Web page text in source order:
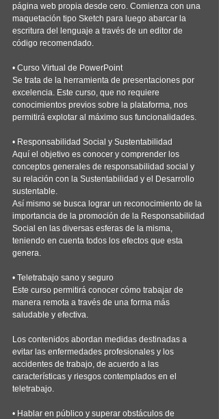
página web propia desde cero. Comienza con una
maquetación tipo Sketch para luego abarcar la
escritura del lenguaje a través de un editor de
código recomendado.
• Curso Virtual de PowerPoint
Se trata de la herramienta de presentaciones por
excelencia. Este curso, que no requiere
conocimientos previos sobre la plataforma, nos
permitirá explotar al máximo sus funcionalidades.
• Responsabilidad Social y Sustentabilidad
Aquí el objetivo es conocer y comprender los
conceptos generales de responsabilidad social y
su relación con la Sustentabilidad y el Desarrollo
sustentable.
Así mismo se busca lograr un reconocimiento de la
importancia de la promoción de la Responsabilidad
Social en las diversas esferas de la misma,
teniendo en cuenta todos los efectos que esta
genera.
• Teletrabajo sano y seguro
Este curso permitirá conocer cómo trabajar de
manera remota a través de una forma más
saludable y efectiva.
Los contenidos abordan medidas destinadas a
evitar las enfermedades profesionales y los
accidentes de trabajo, de acuerdo a las
características y riesgos contemplados en el
teletrabajo.
• Hablar en público y superar obstáculos de